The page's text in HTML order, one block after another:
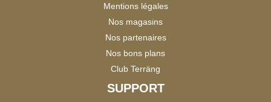
Mentions légales
Nos magasins
Nos partenaires
Nos bons plans
Club Terräng
SUPPORT